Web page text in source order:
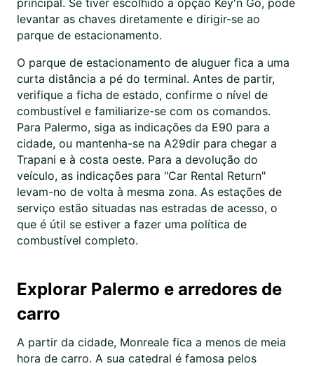
principal. Se tiver escolhido a opção Key'n Go, pode
levantar as chaves diretamente e dirigir-se ao
parque de estacionamento.
O parque de estacionamento de aluguer fica a uma
curta distância a pé do terminal. Antes de partir,
verifique a ficha de estado, confirme o nível de
combustível e familiarize-se com os comandos.
Para Palermo, siga as indicações da E90 para a
cidade, ou mantenha-se na A29dir para chegar a
Trapani e à costa oeste. Para a devolução do
veículo, as indicações para "Car Rental Return"
levam-no de volta à mesma zona. As estações de
serviço estão situadas nas estradas de acesso, o
que é útil se estiver a fazer uma política de
combustível completo.
Explorar Palermo e arredores de
carro
A partir da cidade, Monreale fica a menos de meia
hora de carro. A sua catedral é famosa pelos